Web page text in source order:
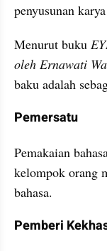
penyusunan
Menurut buku
oleh Ernawati
baku adalah
Pemersatu
Pemakaian
kelompok orang
bahasa.
Pemberi